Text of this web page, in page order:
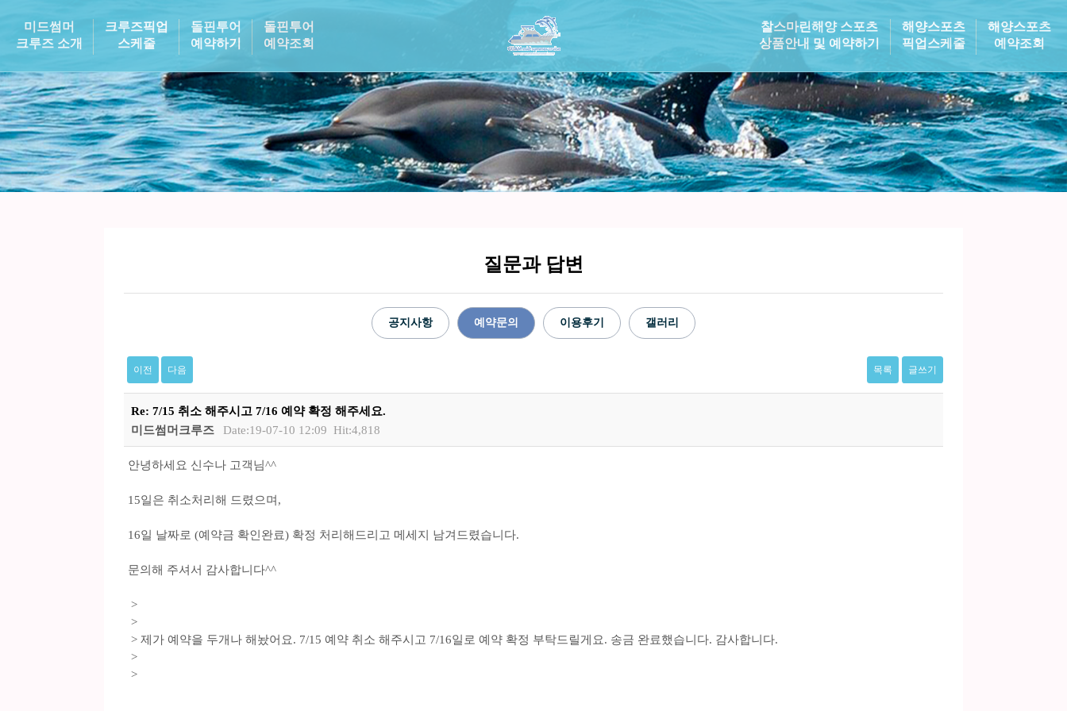
미드썸머
크루즈 소개
크루즈픽업
스케줄
돌핀투어
예약하기
돌핀투어
예약조회
찰스마린해양 스포츠
상품안내 및 예약하기
해양스포츠
픽업스케줄
해양스포츠
예약조회
질문과 답변
공지사항 예약문의 이용후기 갤러리
이전 다음 목록 글쓰기
Re: 7/15 취소 해주시고 7/16 예약 확정 해주세요.
미드썸머크루즈
Date:19-07-10 12:09 Hit:4,818
안녕하세요 신수나 고객님^^
15일은 취소처리해 드렸으며,
16일 날짜로 (예약금 확인완료) 확정 처리해드리고 메세지 남겨드렸습니다.
문의해 주셔서 감사합니다^^
>
>
> 제가 예약을 두개나 해놨어요. 7/15 예약 취소 해주시고 7/16일로 예약 확정 부탁드릴게요. 송금 완료했습니다. 감사합니다.
>
>